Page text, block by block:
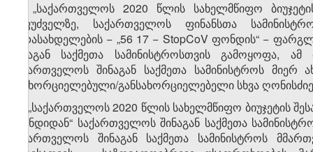
. „საქართველოს 2020 წლის სახელმწიფო
საფუძველზე, საქართველოს ფინანსთა
გადასახდელების − „56 17 − StopCoV ფონდის“ −
შინაგან საქმეთა სამინისტროსთვის გამოყოფა,
საქართველოს შინაგან საქმეთა სამინისტროს მიერ
განხორციელებული/განსახორციელებელი სხვა
„საქართველოს 2020 წლის სახელმწიფო ბიუჯეტის
ფონდიდან“ საქართველოს შინაგან საქმეთა
საქართველოს შინაგან საქმეთა სამინისტროს